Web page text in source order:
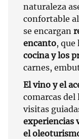
naturaleza
confortable
se encargan
encanto, que
cocina y los
carnes,
El vino y el
comarcas
visitas
experiencias
el